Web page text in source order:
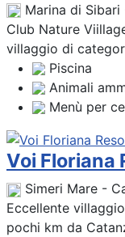
Marina di
Club Nature
villaggio di
Piscina
Animali
Menù per
Voi Floriana
Simeri Mare -
Eccellente
pochi km da